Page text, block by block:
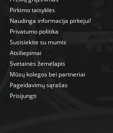
Pirkimo taisyklės
Naudinga informacija pirkėjui!
Privatumo politika
Susisiekite su mumis
Atsiliepimai
Svetainės žemėlapis
Mūsų kolegos bei partneriai
Pageidavimų sąrašas
Prisijungti